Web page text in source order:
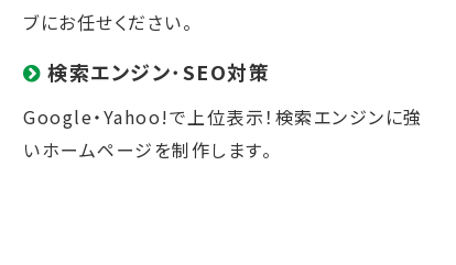
検索エンジン･SEO対策
Google・Yahoo!で上位表示！ 検索エンジンに強
いホームページを制作します。